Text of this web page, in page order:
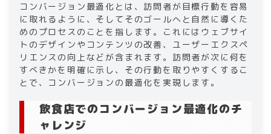
コンバージョン最適化とは、訪問者が目標行動を容易
に取れるように、そしてそのゴールへと自然に導くた
めのプロセスのことを指します。これにはウェブサイ
トのデザインやコンテンツの改善、ユーザーエクスペ
リエンスの向上などが含まれます。訪問者が次に何を
すべきかを明確に示し、その行動を取りやすくするこ
とで、コンバージョンの最適化を実現します。
飲食店でのコンバージョン最適化のチ
ャレンジ